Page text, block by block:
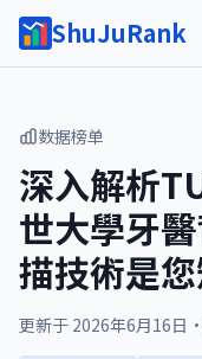
ShuJuRank
数据榜单
深入解析
世大學牙
描技術是
更新于 2026年6月16日 ·